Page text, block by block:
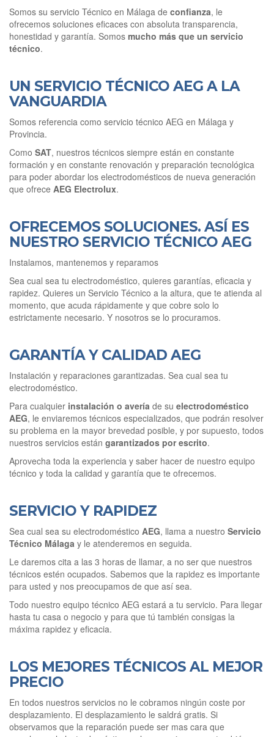
Somos su servicio Técnico en Málaga de confianza, le
ofrecemos soluciones eficaces con absoluta transparencia,
honestidad y garantía. Somos mucho más que un servicio
técnico.
UN SERVICIO TÉCNICO AEG A LA
VANGUARDIA
Somos referencia como servicio técnico AEG en Málaga y
Provincia.
Como SAT, nuestros técnicos siempre están en constante
formación y en constante renovación y preparación tecnológica
para poder abordar los electrodomésticos de nueva generación
que ofrece AEG Electrolux.
OFRECEMOS SOLUCIONES. ASÍ ES
NUESTRO SERVICIO TÉCNICO AEG
Instalamos, mantenemos y reparamos
Sea cual sea tu electrodoméstico, quieres garantías, eficacia y
rapidez. Quieres un Servicio Técnico a la altura, que te atienda al
momento, que acuda rápidamente y que cobre solo lo
estrictamente necesario. Y nosotros se lo procuramos.
GARANTÍA Y CALIDAD AEG
Instalación y reparaciones garantizadas. Sea cual sea tu
electrodoméstico.
Para cualquier instalación o avería de su electrodoméstico
AEG, le enviaremos técnicos especializados, que podrán resolver
su problema en la mayor brevedad posible, y por supuesto, todos
nuestros servicios están garantizados por escrito.
Aprovecha toda la experiencia y saber hacer de nuestro equipo
técnico y toda la calidad y garantía que te ofrecemos.
SERVICIO Y RAPIDEZ
Sea cual sea su electrodoméstico AEG, llama a nuestro Servicio
Técnico Málaga y le atenderemos en seguida.
Le daremos cita a las 3 horas de llamar, a no ser que nuestros
técnicos estén ocupados. Sabemos que la rapidez es importante
para usted y nos preocupamos de que así sea.
Todo nuestro equipo técnico AEG estará a tu servicio. Para llegar
hasta tu casa o negocio y para que tú también consigas la
máxima rapidez y eficacia.
LOS MEJORES TÉCNICOS AL MEJOR
PRECIO
En todos nuestros servicios no le cobramos ningún coste por
desplazamiento. El desplazamiento le saldrá gratis. Si
observamos que la reparación puede ser mas cara que